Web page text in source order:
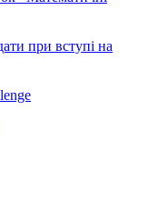
при вступі на